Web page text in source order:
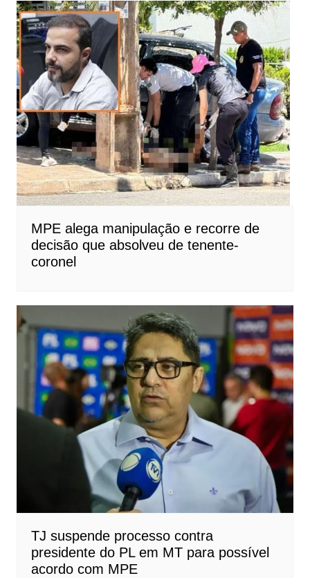
MPE alega manipulação e recorre de
decisão que absolveu de tenente-
coronel
TJ suspende processo contra
presidente do PL em MT para possível
acordo com MPE